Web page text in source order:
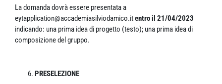
La domanda dovrà essere presentata a
eytapplication@accademiasilviodamico.itentro il 21/04/2023
indicando: una prima idea di progetto (testo); una prima idea di
composizione del gruppo.
PRESELEZIONE